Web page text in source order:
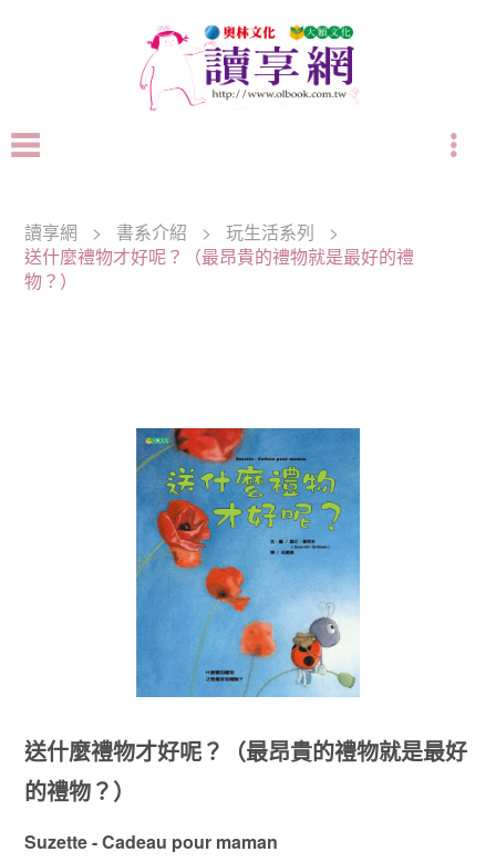
讀享網 > 書系介紹 > 玩生活系列
>
送什麼禮物才好呢？（最昂貴的禮物就是最好的禮
物？）
送什麼禮物才好呢？（最昂貴的禮物就是最好
的禮物？）
Suzette - Cadeau pour maman